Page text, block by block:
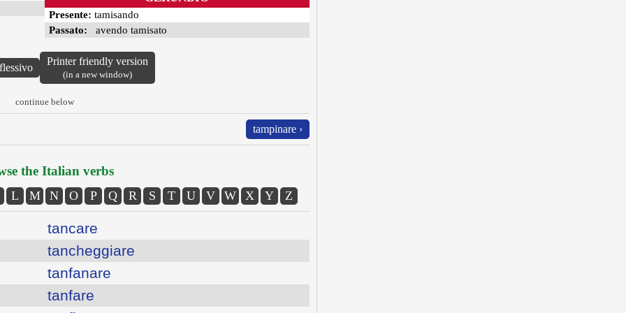
Presente: tamisando
Passato: avendo tamisato
Printer friendly version
(in a new window)
continue below
tampinare ›
the Italian verbs
L M N O P Q R S T U V W X Y Z
tancare
tancheggiare
tanfanare
tanfare